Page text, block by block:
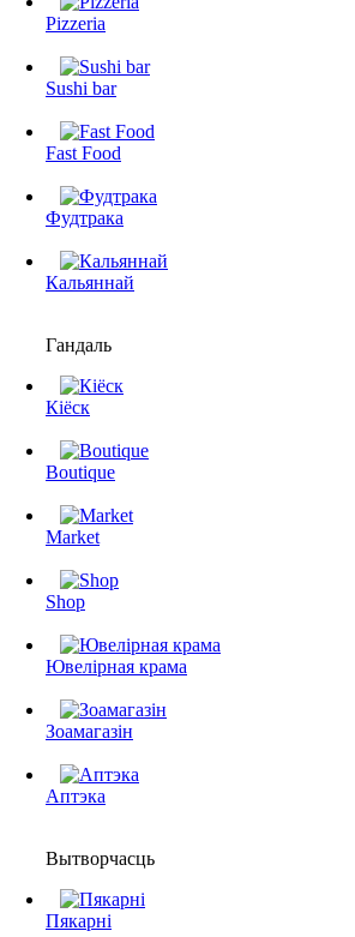
Pizzeria
Sushi bar
Fast Food
Фудтрака
Кальяннай
Гандаль
Кіёск
Boutique
Market
Shop
Ювелірная крама
Зоамагазін
Аптэка
Вытворчасць
Пякарні